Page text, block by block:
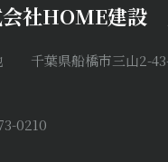
会社HOME建設
千葉県船橋市三山2-
0210